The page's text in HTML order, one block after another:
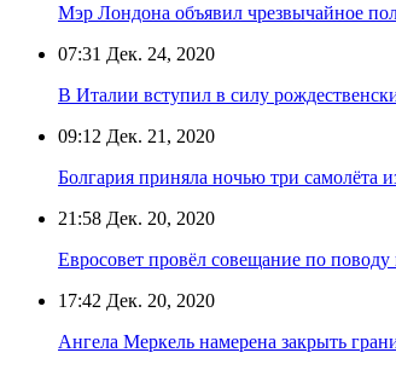
Мэр Лондона объявил чрезвычайное
07:31 Дек. 24, 2020
В Италии вступил в силу
09:12 Дек. 21, 2020
Болгария приняла ночью три самолёта
21:58 Дек. 20, 2020
Евросовет провёл совещание по
17:42 Дек. 20, 2020
Ангела Меркель намерена закрыть